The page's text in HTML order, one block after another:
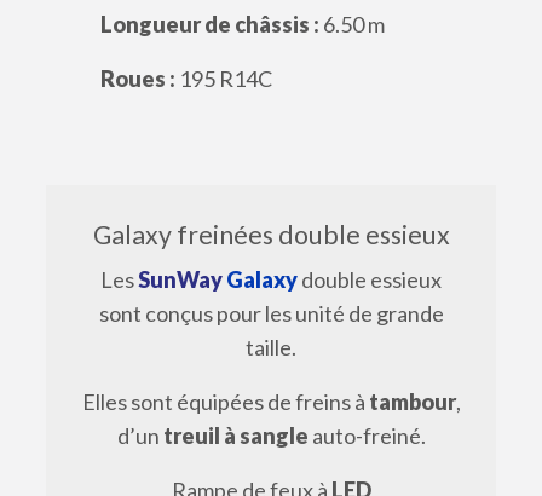
Longueur de châssis : 6.50 m
Roues : 195 R14C
Galaxy freinées double essieux
LesSunWayGalaxydouble essieux
sont conçus pour les unité de grande
taille.
Elles sont équipées de freins à tambour,
d’un treuil à sangle auto-freiné.
Rampe de feux à LED